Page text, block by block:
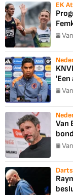
EK
'Een
Van
Darts